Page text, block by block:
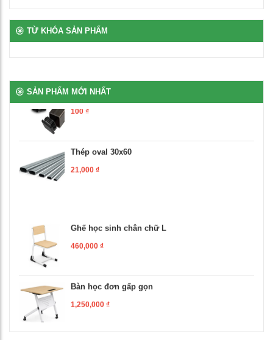
TỪ KHÓA SẢN PHẨM
SẢN PHẨM MỚI NHẤT
Bịt nhựa móng ngựa chữ L
Bịt nhựa đầu thép hộp
21,000₫
460,000₫
1,250,000₫